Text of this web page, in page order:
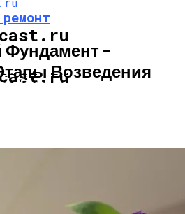
И РЕМОНТ
Камин Из Кирпича: Порядовка,
–
Возведения